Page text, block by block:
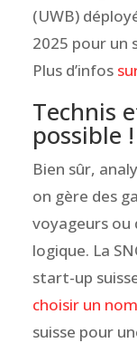
(UWB)
2025 pour un
Plus d’infos
Technis
possible !
Bien sûr,
on gère des
voyageurs ou
logique. La
start-up
choisir un
suisse pour